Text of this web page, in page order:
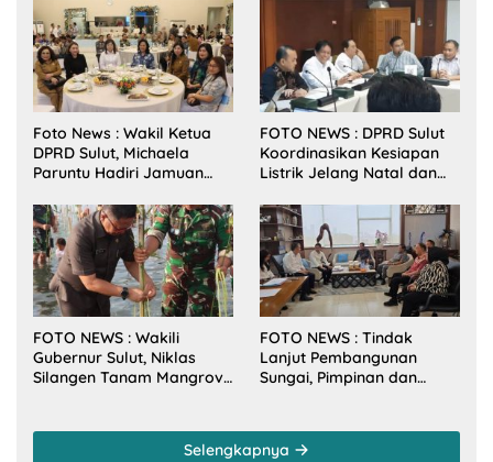
Foto News : Wakil Ketua
DPRD Sulut, Michaela
Paruntu Hadiri Jamuan
Sulut Bersama Wamenkes
RI
FOTO NEWS : DPRD Sulut
Koordinasikan Kesiapan
Listrik Jelang Natal dan
FOTO NEWS : Wakili
Gubernur Sulut, Niklas
Silangen Tanam Mangrove
FOTO NEWS : Tindak
Lanjut Pembangunan
Sungai, Pimpinan dan
Kementerian PU-RI
Selengkapnya